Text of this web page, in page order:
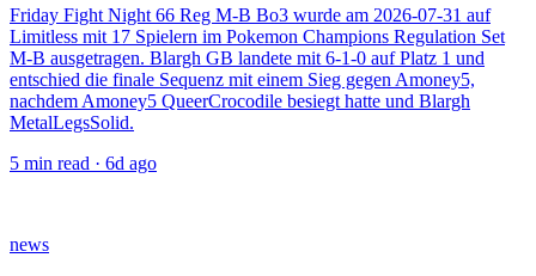
Friday Fight Night 66 Reg M-B Bo3 wurde am 2026-07-31 auf
Limitless mit 17 Spielern im Pokemon Champions Regulation Set
M-B ausgetragen. Blargh GB landete mit 6-1-0 auf Platz 1 und
entschied die finale Sequenz mit einem Sieg gegen Amoney5,
nachdem Amoney5 QueerCrocodile besiegt hatte und Blargh
MetalLegsSolid.
5 min read · 6d ago
news